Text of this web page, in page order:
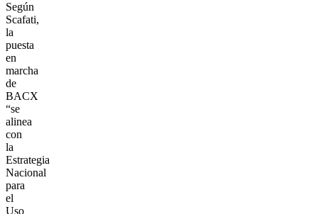
Según
Scafati,
la
puesta
en
marcha
de
BACX
“se
alinea
con
la
Estrategia
Nacional
para
el
Uso